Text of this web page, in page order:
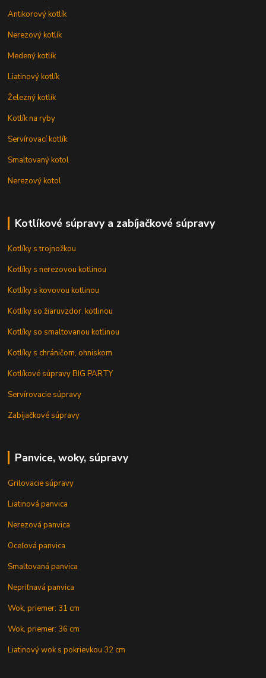
Antikorový kotlík
Nerezový kotlík
Medený kotlík
Liatinový kotlík
Železný kotlík
Kotlík na ryby
Servírovací kotlík
Smaltovaný kotol
Nerezový kotol
Kotlíkové súpravy a zabíjačkové súpravy
Kotlíky s trojnožkou
Kotlíky s nerezovou kotlinou
Kotlíky s kovovou kotlinou
Kotlíky so žiaruvzdor. kotlinou
Kotlíky so smaltovanou kotlinou
Kotlíky s chráničom, ohniskom
Kotlíkové súpravy BIG PARTY
Servírovacie súpravy
Zabíjačkové súpravy
Panvice, woky, súpravy
Grilovacie súpravy
Liatinová panvica
Nerezová panvica
Oceľová panvica
Smaltovaná panvica
Nepriľnavá panvica
Wok, priemer: 31 cm
Wok, priemer: 36 cm
Liatinový wok s pokrievkou 32 cm